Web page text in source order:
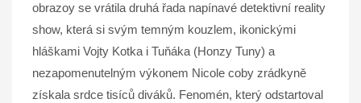
obrazoy se vrátila druhá řada napínavé detektivní reality
show, která si svým temným kouzlem, ikonickými
hláškami Vojty Kotka i Tuňáka (Honzy Tuny) a
nezapomenutelným výkonem Nicole coby zrádkyně
získala srdce tisíců diváků. Fenomén, který odstartoval